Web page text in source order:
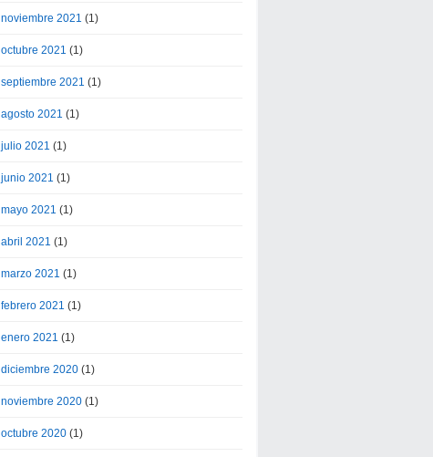
noviembre 2021 (1)
octubre 2021 (1)
septiembre 2021 (1)
agosto 2021 (1)
julio 2021 (1)
junio 2021 (1)
mayo 2021 (1)
abril 2021 (1)
marzo 2021 (1)
febrero 2021 (1)
enero 2021 (1)
diciembre 2020 (1)
noviembre 2020 (1)
octubre 2020 (1)